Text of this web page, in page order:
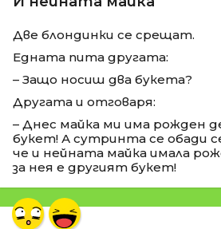
Две блондинки се срещат.
Едната пита другата:
– Защо носиш два букета?
Другата и отговаря:
– Днес майка ми има рожден
букет! А сутринта се обади
че и нейната майка имала
за нея е другият букет!